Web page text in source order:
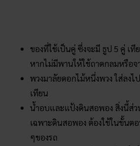
ของที่ใช้เป็นคู่ ซึ่งจะมี ธูป 5 คู่ เ
หากไม่มีพานให้ใช้ถาดกลมหรือ
พวงมาลัยดอกไม้หนึ่งพวง ใส่ลง
เทียน
น้ำอบและแป้งดินสอพอง สิ่งนี้ส่ว
เฉพาะดินสอพอง ต้องใช้ในขั้นต
ๆของรถ